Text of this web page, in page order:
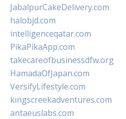
JabalpurCakeDelivery.com
halobjd.com
intelligenceqatar.com
PikaPikaApp.com
takecareofbusinessdfw.org
HamadaOfJapan.com
VersifyLifestyle.com
kingscreekadventures.com
antaeuslabs.com